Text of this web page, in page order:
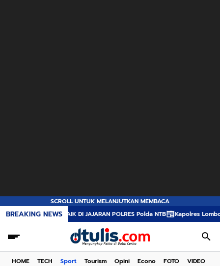
SCROLL UNTUK MELANJUTKAN MEMBACA
BREAKING NEWS
TERBAIK DI JAJARAN POLRES Polda NTB Kapolres Lombok Utara
HOME TECH Sport Tourism Opini Econo FOTO VIDEO